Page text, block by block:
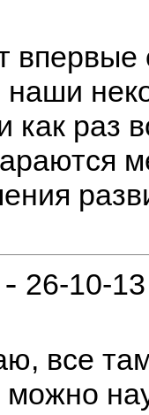
наши
как раз
- 26-10-
все
можно